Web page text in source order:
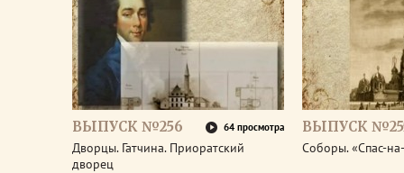
ВЫПУСК №256 64 просмотра
Дворцы. Гатчина. Приоратский
дворец
ВЫПУСК
Соборы. «Спас-